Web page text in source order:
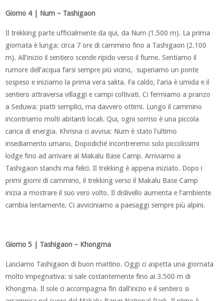
Giorno 4 | Num – Tashigaon
Il trekking parte ufficialmente da qui, da Num (1.500 m). La prima
giornata è lunga: circa 7 ore di cammino fino a Tashigaon (2.100
m). All’inizio il sentiero scende ripido verso il fiume. Sentiamo il
rumore dell’acqua farsi sempre più vicino, superiamo un ponte
sospeso e iniziamo la prima vera salita. Fa caldo, l’aria è umida e il
sentiero attraversa villaggi e campi coltivati. Ci fermiamo a pranzo
a Seduwa: piatti semplici, ma davvero ottimi. Lungo il cammino
incontriamo molti abitanti locali. Qui, ogni sorriso è una piccola
carica di energia. Khrisna ci avvisa: Num è stato l’ultimo
insediamento umano. Dopodiché incontreremo solo piccolissimi
lodge fino ad arrivare al Makalu Base Camp. Arriviamo a
Tashigaon stanchi ma felici. Il trekking è appena iniziato. Dopo i
primi giorni di cammino, il trekking verso il Makalu Base Camp
inizia a mostrare il suo vero volto. Il dislivello aumenta e l’ambiente
cambia lentamente. Ci avviciniamo a paesaggi sempre più alpini.
Giorno 5 | Tashigaon – Khongma
Lasciamo Tashigaon di buon mattino. Oggi ci aspetta una giornata
molto impegnativa: si sale costantemente fino ai 3.500 m di
Khongma. Il sole ci accompagna fin dall’inizio e il sentiero si